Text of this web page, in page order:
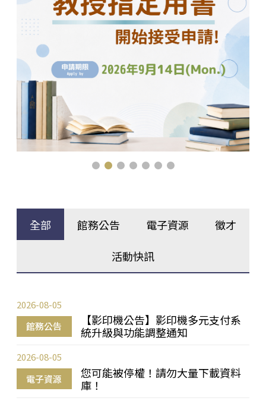
全部 館務公告 電子資源 徵才
活動快訊
館務公告
【影印機公告】影印機多元支付系
統升級與功能調整通知
2026-08-05
電子資源
您可能被停權！請勿大量下載資料
庫！
2026-08-05